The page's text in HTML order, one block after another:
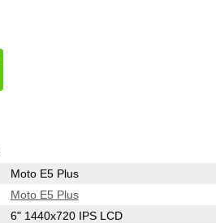
Moto E5 Plus
Moto E5 Plus
6" 1440x720 IPS LCD